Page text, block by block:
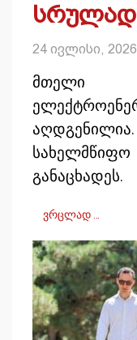
24 ივლისი,
მთელი
განაცხადეს.
ვრცლად …